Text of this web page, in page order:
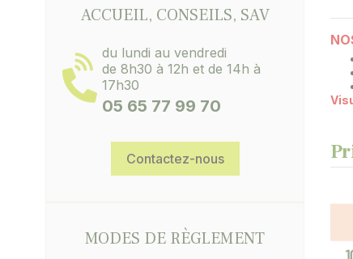
ACCUEIL, CONSEILS, SAV
du lundi au vendredi
de 8h30 à 12h et de 14h à
17h30
05 65 77 99 70
Contactez-nous
MODES DE RÈGLEMENT